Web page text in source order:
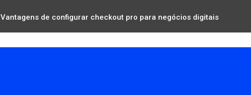
Vantagens de configurar checkout pro para negócios digitais